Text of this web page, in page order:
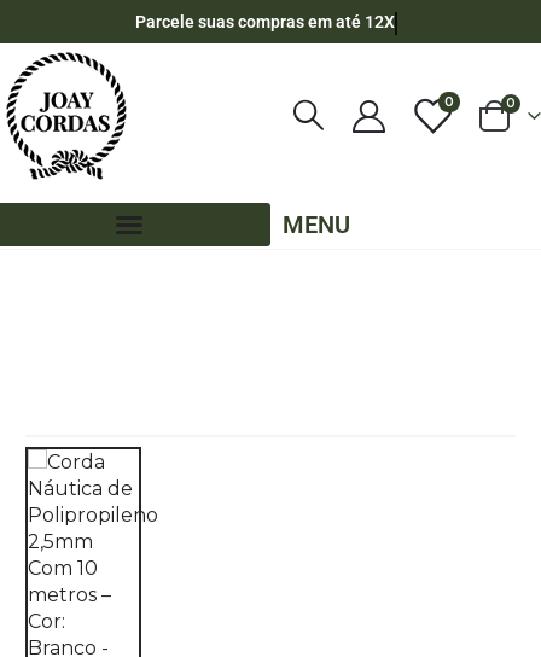
Parcele suas compras em até 12X
0 0
MENU